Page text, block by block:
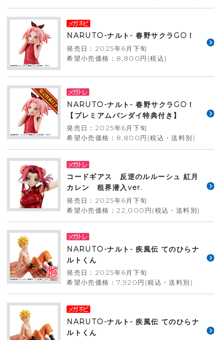
NARUTO-ナルト- 春野サクラGO！
発売日：2025年6月下旬
希望小売価格：8,800円(税込)
NARUTO-ナルト- 春野サクラGO！
【プレミアムバンダイ特典付き】
発売日：2025年6月下旬
希望小売価格：8,800円(税込・送料別)
コードギアス 反逆のルルーシュ 紅月
カレン 租界潜入ver.
発売日：2025年6月下旬
希望小売価格：22,000円(税込・送料別)
NARUTO-ナルト- 疾風伝 てのひらナ
ルトくん
発売日：2025年6月下旬
希望小売価格：7,920円(税込・送料別)
NARUTO-ナルト- 疾風伝 てのひらナ
ルトくん